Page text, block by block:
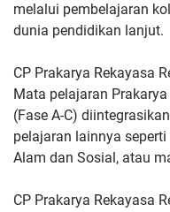
melalui pembelajaran
dunia pendidikan lanjut.
CP Prakarya Rekayasa
Mata pelajaran
(Fase A-C)
pelajaran lainnya seperti
Alam dan Sosial, atau
CP Prakarya Rekayasa